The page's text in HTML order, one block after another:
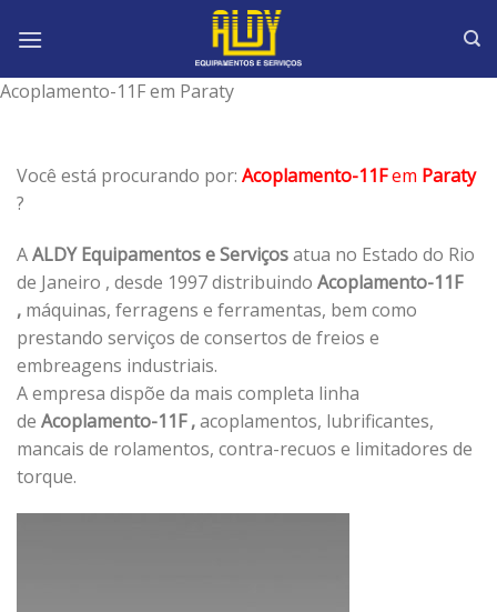
Acoplamento-11F em Paraty
Você está procurando por: Acoplamento-11Fem Paraty
?
AALDY Equipamentos e Serviçosatua no Estado do Rio
de Janeiro , desde 1997 distribuindo Acoplamento-11F
, máquinas, ferragens e ferramentas, bem como
prestando serviços de consertos de freios e
embreagens industriais.
A empresa dispõe da mais completa linha
de Acoplamento-11F ,acoplamentos, lubrificantes,
mancais de rolamentos, contra-recuos e limitadores de
torque.